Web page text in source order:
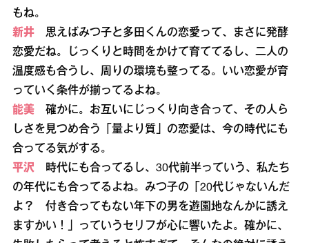
もね。
新井 思えばみつ子と多田くんの恋愛って、まさに発酵
恋愛だね。じっくりと時間をかけて育ててるし、二人の
温度感も合うし、周りの環境も整ってる。いい恋愛が育
っていく条件が揃ってるよね。
能美 確かに。お互いにじっくり向き合って、その人ら
しさを見つめ合う「量より質」の恋愛は、今の時代にも
合ってる気がする。
平沢 時代にも合ってるし、30代前半っていう、私たち
の年代にも合ってるよね。みつ子の「20代じゃないんだ
よ？ 付き合ってもない年下の男を遊園地なんかに誘え
ますかい！」っていうセリフが心に響いたよ。確かに、